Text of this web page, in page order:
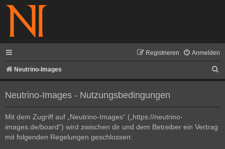
Anmelden
Registrieren
Neutrino-Images
u
Neutrino-Images - Nutzungsbedingungen
Mit dem Zugriff auf „Neutrino-Images“ („https://neutrino-
images.de/board“) wird zwischen dir und dem Betreiber ein Vertrag
mit folgenden Regelungen geschlossen: